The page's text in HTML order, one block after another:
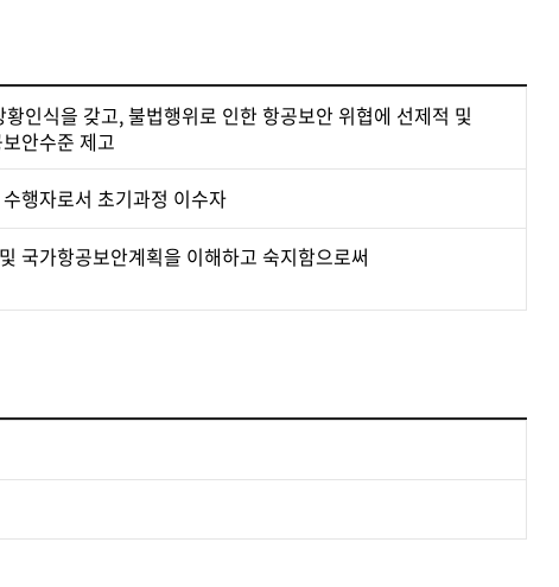
인식을 갖고, 불법행위로 인한 항공보안 위협에 선제적 및
안수준 제고
행자로서 초기과정 이수자
국가항공보안계획을 이해하고 숙지함으로써